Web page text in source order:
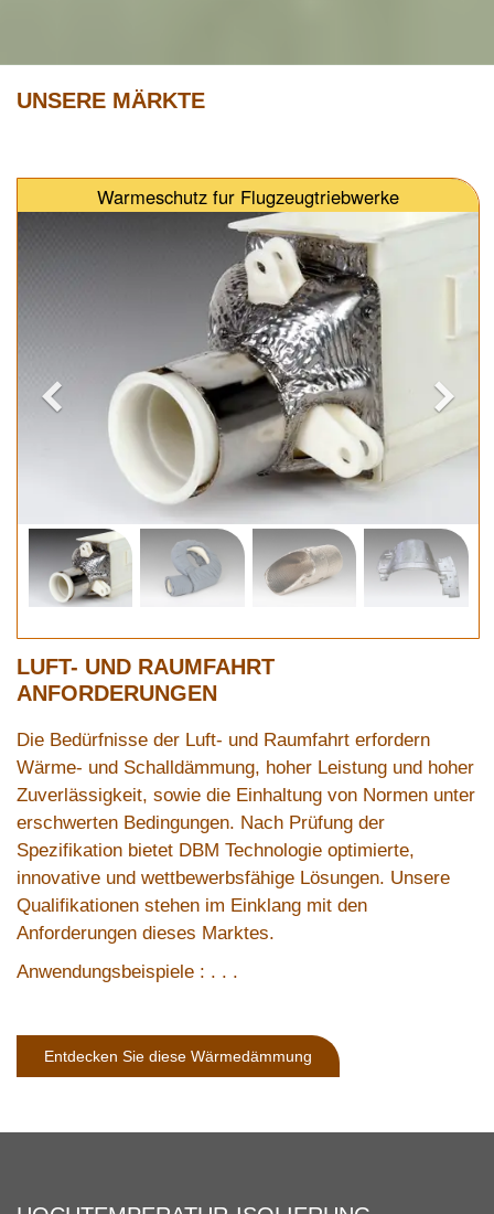
UNSERE MÄRKTE
Warmeschutz fur Flugzeugtriebwerke
LUFT- UND RAUMFAHRT
ANFORDERUNGEN
Die Bedürfnisse der Luft- und Raumfahrt erfordern
Wärme- und Schalldämmung, hoher Leistung und hoher
Zuverlässigkeit, sowie die Einhaltung von Normen unter
erschwerten Bedingungen. Nach Prüfung der
Spezifikation bietet DBM Technologie optimierte,
innovative und wettbewerbsfähige Lösungen. Unsere
Qualifikationen stehen im Einklang mit den
Anforderungen dieses Marktes.
Anwendungsbeispiele : . . .
Entdecken Sie diese Wärmedämmung